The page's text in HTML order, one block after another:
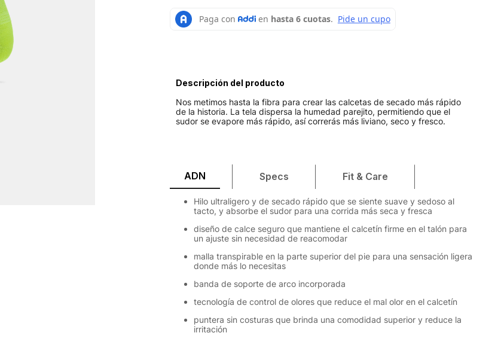
Descripción del producto
Nos metimos hasta la fibra para crear las calcetas de secado más rápido
de la historia. La tela dispersa la humedad parejito, permitiendo que el
sudor se evapore más rápido, así correrás más liviano, seco y fresco.
ADN Specs Fit & Care
Hilo ultraligero y de secado rápido que se siente suave y sedoso al
tacto, y absorbe el sudor para una corrida más seca y fresca
diseño de calce seguro que mantiene el calcetín firme en el talón para
un ajuste sin necesidad de reacomodar
malla transpirable en la parte superior del pie para una sensación ligera
donde más lo necesitas
banda de soporte de arco incorporada
tecnología de control de olores que reduce el mal olor en el calcetín
puntera sin costuras que brinda una comodidad superior y reduce la
irritación